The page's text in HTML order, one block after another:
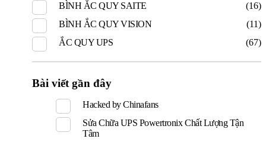
BÌNH ẮC QUY SAITE
(16)
BÌNH ẮC QUY VISION
(11)
ẮC QUY UPS
(67)
Bài viết gần đây
Hacked by Chinafans
Sửa Chữa UPS Powertronix Chất Lượng Tận
Tâm